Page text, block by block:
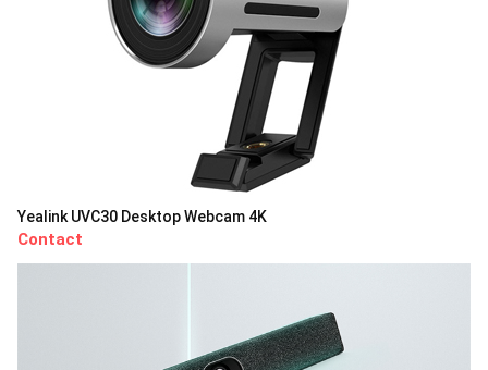
Yealink UVC30 Desktop Webcam 4K
Contact